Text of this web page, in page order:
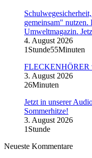
gemeinsam" nutzen.
Umweltmagazin.
4. August 2026
1Stunde55Minuten
FLECKENHÖRER
3. August 2026
26Minuten
Jetzt in unserer
Sommerhitze!
3. August 2026
1Stunde
Neueste Kommentare